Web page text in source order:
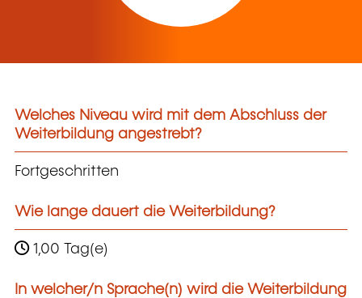
Welches Niveau wird mit dem Abschluss der
Weiterbildung angestrebt?
Fortgeschritten
Wie lange dauert die Weiterbildung?
1,00 Tag(e)
In welcher/n Sprache(n) wird die Weiterbildung